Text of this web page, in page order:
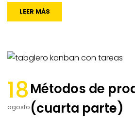
LEER MÁS
18
agosto
Métodos de
(cuarta parte)